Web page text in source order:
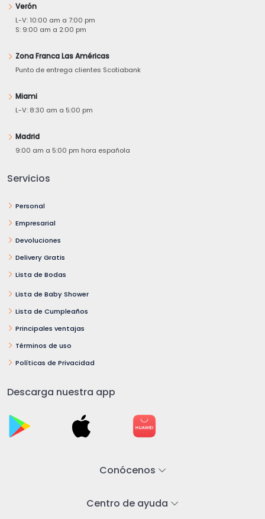
Verón
L-V: 10:00 am a 7:00 pm
S: 9:00 am a 2:00 pm
Zona Franca Las Américas
Punto de entrega clientes Scotiabank
Miami
L-V: 8:30 am a 5:00 pm
Madrid
9:00 am a 5:00 pm hora española
Servicios
Personal
Empresarial
Devoluciones
Delivery Gratis
Lista de Bodas
Lista de Baby Shower
Lista de Cumpleaños
Principales ventajas
Términos de uso
Políticas de Privacidad
Descarga nuestra app
Conócenos
Centro de ayuda